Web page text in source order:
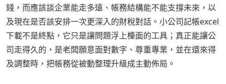
錢，而應該談企業能走多遠、帳務結構能不能支撐未來，以
及現在是否該安排一次更深入的財稅對話。小公司記帳excel
下載不是終點，它只是讓問題浮上檯面的工具；真正能讓公
司走得久的，是老闆願意面對數字、尊重專業，並在還來得
及調整時，把帳務從被動整理升級成主動佈局。